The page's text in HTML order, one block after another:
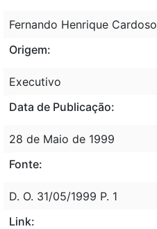
Fernando Henrique Cardoso
Origem:
Executivo
Data de Publicação:
28 de Maio de 1999
Fonte:
D. O. 31/05/1999 P. 1
Link: